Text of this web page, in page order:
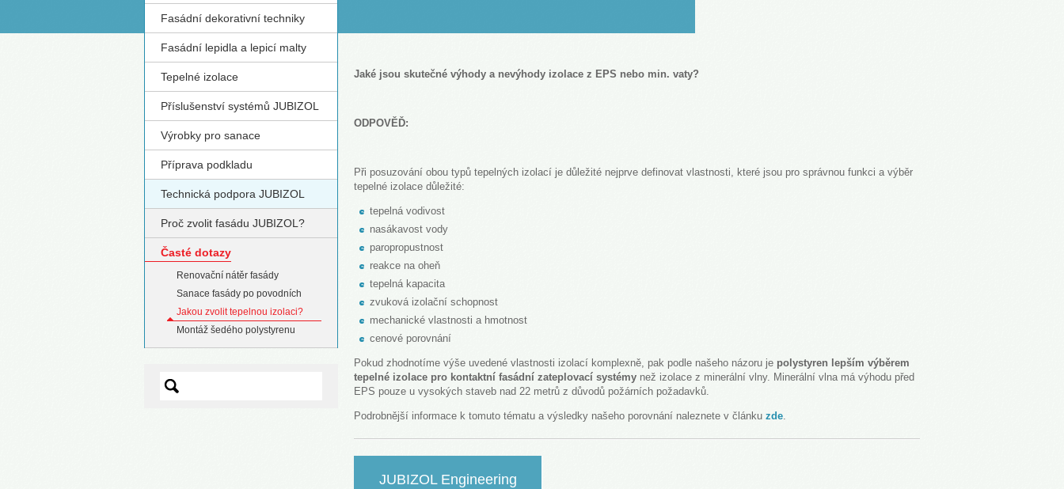
Fasádní dekorativní techniky
Fasádní lepidla a lepicí malty
Tepelné izolace
Příslušenství systémů JUBIZOL
Výrobky pro sanace
Příprava podkladu
Technická podpora JUBIZOL
Proč zvolit fasádu JUBIZOL?
Časté dotazy
Renovační nátěr fasády
Sanace fasády po povodních
Jakou zvolit tepelnou izolaci?
Montáž šedého polystyrenu
Jaké jsou skutečné výhody a nevýhody izolace z EPS nebo min. vaty?
ODPOVĚĎ:
Při posuzování obou typů tepelných izolací je důležité nejprve definovat vlastnosti, které jsou pro správnou funkci a výběr
tepelné izolace důležité:
tepelná vodivost
nasákavost vody
paropropustnost
reakce na oheň
tepelná kapacita
zvuková izolační schopnost
mechanické vlastnosti a hmotnost
cenové porovnání
Pokud zhodnotíme výše uvedené vlastnosti izolací komplexně, pak podle našeho názoru je polystyren lepším výběrem
tepelné izolace pro kontaktní fasádní zateplovací systémy než izolace z minerální vlny. Minerální vlna má výhodu před
EPS pouze u vysokých staveb nad 22 metrů z důvodů požárních požadavků.
Podrobnější informace k tomuto tématu a výsledky našeho porovnání naleznete v článku zde.
JUBIZOL Engineering